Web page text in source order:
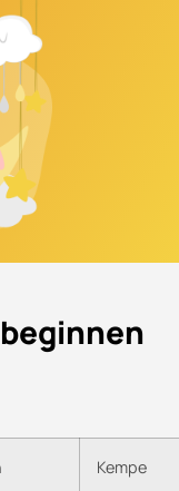
Kempe